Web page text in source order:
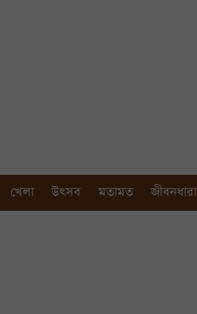
খেলা উৎসব মতামত জীবনধারা